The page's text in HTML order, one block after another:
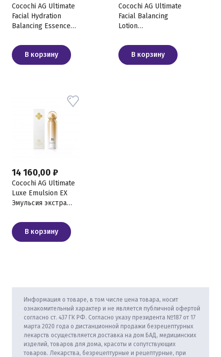
Cocochi AG Ultimate
Facial Hydration
Balancing Essence
балансирующая
кремовая маска-
эссенция, 90 г + 20 г
В корзину
Cocochi AG Ultimate
Facial Balancing
Lotion
балансирующий
лосьон, 170 мл
В корзину
14 160,00 ₽
Cocochi AG Ultimate
Luxe Emulsion EX
Эмульсия экстра
В корзину
Информация о товаре, в том числе цена товара, носит
ознакомительный характер и не является публичной офертой
согласно ст. 437 ГК РФ. Согласно указу президента №187 от 17
марта 2020 года о дистанционной продажи безрецептурных
лекарств осуществляется доставка на дом БАД, медицинских
изделий, товаров для дома, красоты и сопутствующих
товаров. Лекарства, безрецептурные и рецептурные, при